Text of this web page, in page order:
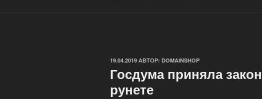
ОПУБЛИКОВАНО
19.04.2019 АВТОР: DOMAINSHOP
Госдума приняла
рунете